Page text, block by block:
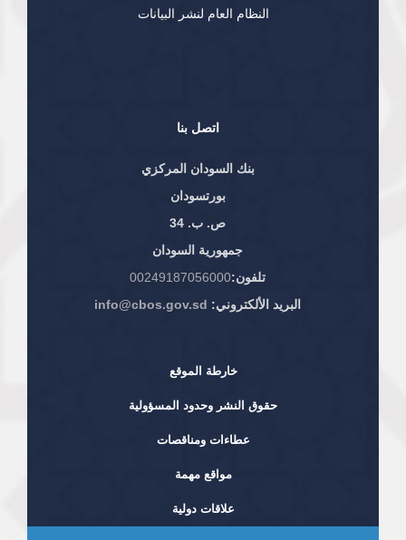
اتصل بنا
بنك السودان المركزي
بورتسودان
ص. ب. 34
جمهورية السودان
تلفون:00249187056000
البريد الألكتروني: info@cbos.gov.sd
النظام العام لنشر البيانات
خارطة الموقع
حقوق النشر وحدود المسؤولية
عطاءات ومناقصات
مواقع مهمة
علاقات دولية